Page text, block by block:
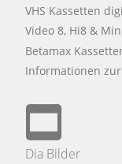
VHS Kassetten
Video 8, Hi8 &
Betamax
Informationen
Dia Bilder